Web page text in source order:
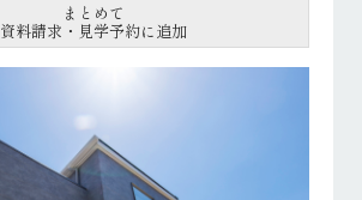
まとめて
資料請求・見学予約に追加